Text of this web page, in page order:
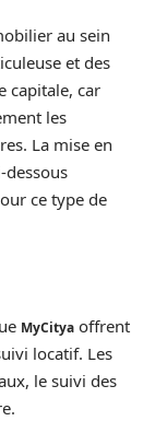
au sein
et des
capitale, car
les
La mise en
dessous
ce type de
MyCitya offrent
locatif. Les
le suivi des